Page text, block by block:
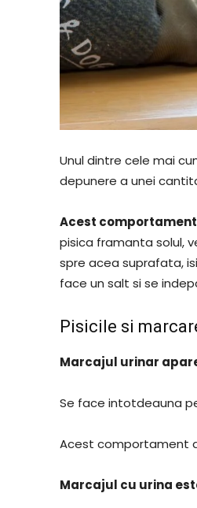
Unul dintre cele mai
depunere a unei
Acest
pisica framanta solul,
spre acea suprafata,
face un salt si se
Pisicile si
Marcajul urinar
Se face intotdeauna
Acest comportament
Marcajul cu urina